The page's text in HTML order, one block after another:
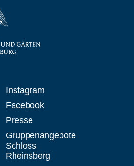
Instagram
Facebook
Presse
Gruppenangebote
Schloss
Rheinsberg